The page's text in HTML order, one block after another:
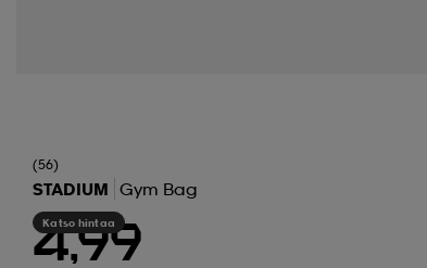
(56)
STADIUM Gym Bag
Katso hintaa
4,99